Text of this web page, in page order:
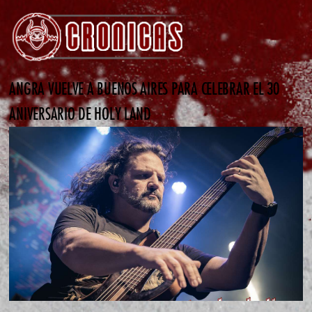
ANGRA VUELVE A BUENOS AIRES PARA CELEBRAR EL 30
ANIVERSARIO DE HOLY LAND